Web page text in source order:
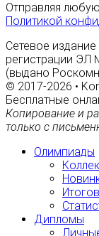
Отправляя
Политикой
Сетевое издание
регистрации ЭЛ
(выдано
© 2017-2026 •
Бесплатные
Копирование и
только с
Олимпиады
Дипломы